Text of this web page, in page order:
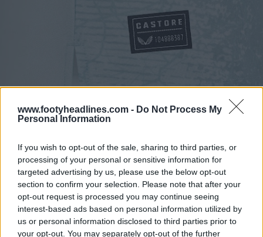
www.footyheadlines.com - Do Not Process My
Personal Information
If you wish to opt-out of the sale, sharing to third parties, or
processing of your personal or sensitive information for
targeted advertising by us, please use the below opt-out
section to confirm your selection. Please note that after your
opt-out request is processed you may continue seeing
interest-based ads based on personal information utilized by
us or personal information disclosed to third parties prior to
your opt-out. You may separately opt-out of the further